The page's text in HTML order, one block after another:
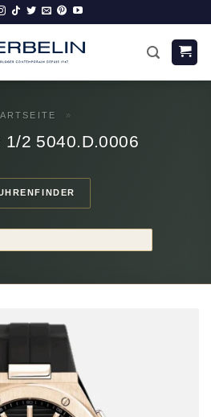
»
1/2 5040.D.0006